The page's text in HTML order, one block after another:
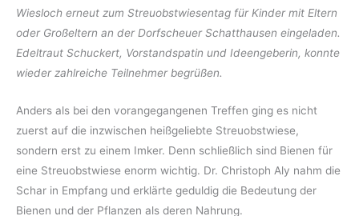
Wiesloch erneut zum Streuobstwiesentag für Kinder mit Eltern
oder Großeltern an der Dorfscheuer Schatthausen eingeladen.
Edeltraut Schuckert, Vorstandspatin und Ideengeberin, konnte
wieder zahlreiche Teilnehmer begrüßen.
Anders als bei den vorangegangenen Treffen ging es nicht
zuerst auf die inzwischen heißgeliebte Streuobstwiese,
sondern erst zu einem Imker. Denn schließlich sind Bienen für
eine Streuobstwiese enorm wichtig. Dr. Christoph Aly nahm die
Schar in Empfang und erklärte geduldig die Bedeutung der
Bienen und der Pflanzen als deren Nahrung.